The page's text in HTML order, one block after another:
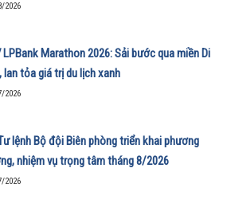
2026
LPBank Marathon 2026: Sải bước qua miền Di
lan tỏa giá trị du lịch xanh
2026
lệnh Bộ đội Biên phòng triển khai phương
nhiệm vụ trọng tâm tháng 8/2026
2026